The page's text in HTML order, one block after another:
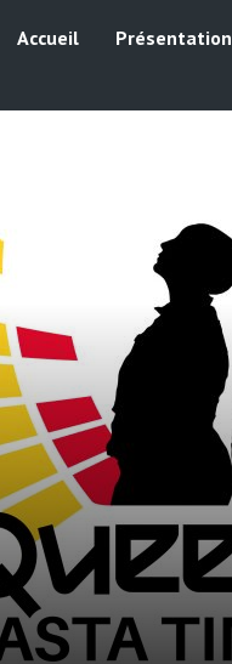
Accueil Présentation